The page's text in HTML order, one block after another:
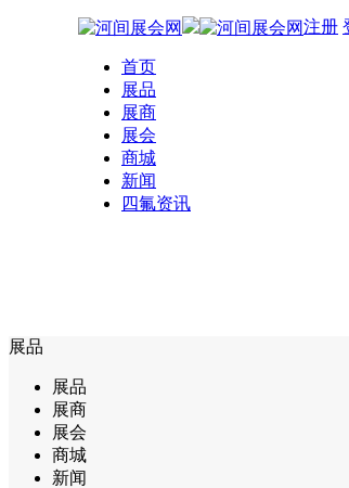
注册
首页
展品
展商
展会
商城
新闻
四氟资讯
展品
展品
展商
展会
商城
新闻